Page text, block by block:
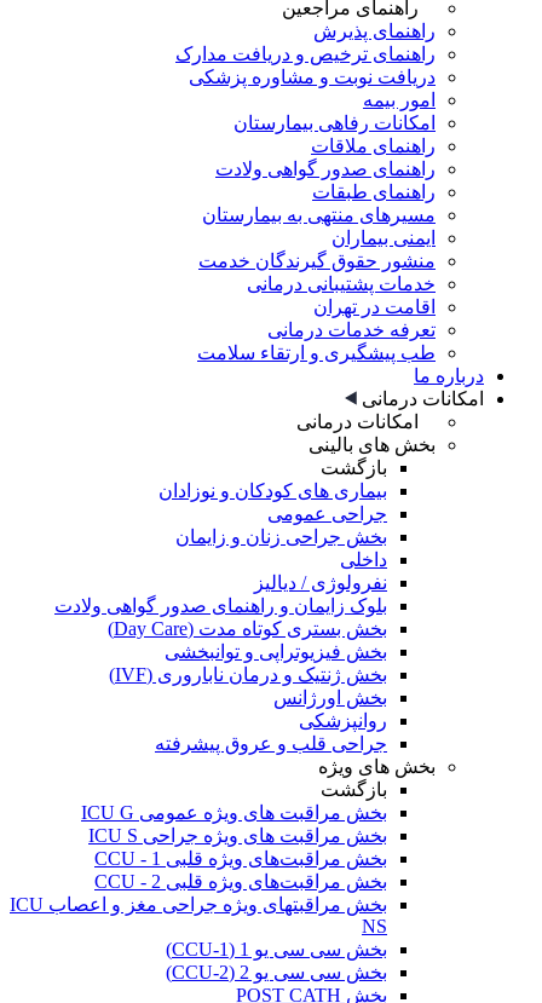
راهنمای مراجعین
راهنمای پذیرش
راهنمای ترخیص و دریافت مدارک
دریافت نوبت و مشاوره پزشکی
امور بیمه
امکانات رفاهی بیمارستان
راهنمای ملاقات
راهنمای صدور گواهی ولادت
راهنمای طبقات
مسیرهای منتهی به بیمارستان
ایمنی بیماران
منشور حقوق گیرندگان خدمت
خدمات پشتیبانی درمانی
اقامت در تهران
تعرفه خدمات درمانی
طب پیشگیری و ارتقاء سلامت
درباره ما
امکانات درمانی
امکانات درمانی
بخش های بالینی
بازگشت
بیماری های کودکان و نوزادان
جراحی عمومی
بخش جراحی زنان و زایمان
داخلی
نفرولوژی / دیالیز
بلوک زایمان و راهنمای صدور گواهی ولادت
بخش بستری کوتاه مدت (Day Care)
بخش فیزیوتراپی و توانبخشی
بخش ژنتیک و درمان ناباروری (IVF)
بخش اورژانس
روانپزشکی
جراحی قلب و عروق پیشرفته
بخش های ویژه
بازگشت
بخش مراقبت های ویژه عمومی ICU G
بخش مراقبت های ویژه جراحی ICU S
بخش مراقبت‌های ویژه قلبی CCU - 1
بخش مراقبت‌های ویژه قلبی CCU - 2
بخش مراقبتهای ویژه جراحی مغز و اعصاب ICU
NS
بخش سی سی یو 1 (CCU-1)
بخش سی سی یو 2 (CCU-2)
بخش POST CATH